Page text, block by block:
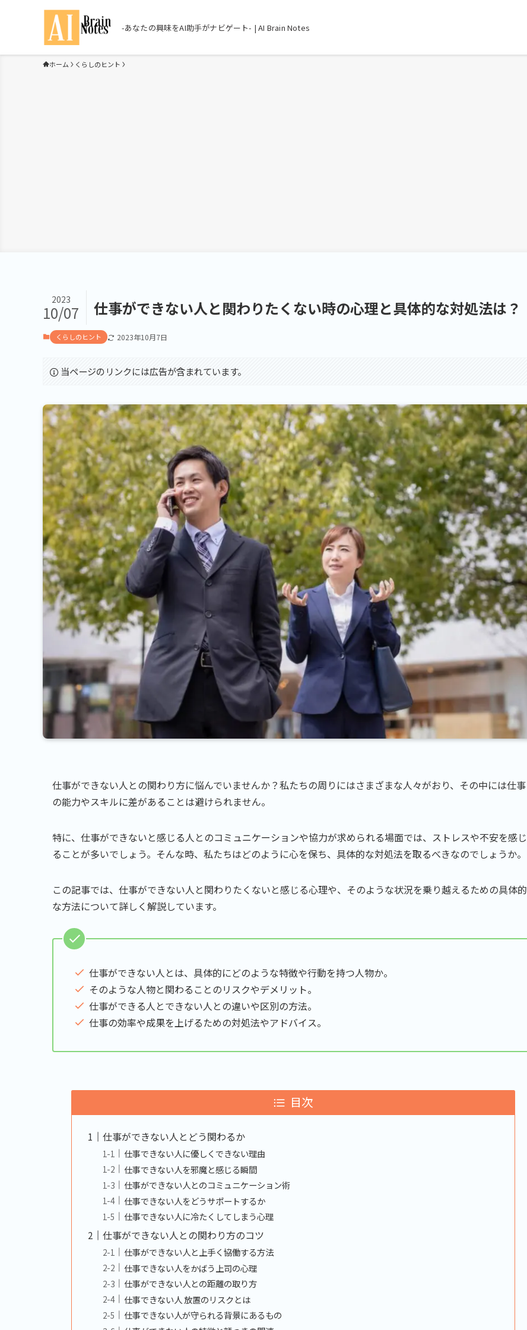
-あなたの興味をAI助手がナビゲート- | AI Brain Notes
ホーム くらしのヒント
仕事ができない人と関わりたくない時の心理と具体的な対処法は？
2023
10/07
くらしのヒント 2023年10月7日
当ページのリンクには広告が含まれています。
仕事ができない人との関わり方に悩んでいませんか？私たちの周りにはさまざまな人々がおり、その中には仕事
の能力やスキルに差があることは避けられません。
特に、仕事ができないと感じる人とのコミュニケーションや協力が求められる場面では、ストレスや不安を感じ
ることが多いでしょう。そんな時、私たちはどのように心を保ち、具体的な対処法を取るべきなのでしょうか。
この記事では、仕事ができない人と関わりたくないと感じる心理や、そのような状況を乗り越えるための具体的
な方法について詳しく解説しています。
仕事ができない人とは、具体的にどのような特徴や行動を持つ人物か。
そのような人物と関わることのリスクやデメリット。
仕事ができる人とできない人との違いや区別の方法。
仕事の効率や成果を上げるための対処法やアドバイス。
目次
仕事ができない人とどう関わるか
仕事できない人に優しくできない理由
仕事できない人を邪魔と感じる瞬間
仕事ができない人とのコミュニケーション術
仕事できない人をどうサポートするか
仕事できない人に冷たくしてしまう心理
仕事ができない人との関わり方のコツ
仕事ができない人と上手く協働する方法
仕事できない人をかばう上司の心理
仕事ができない人との距離の取り方
仕事できない人 放置のリスクとは
仕事できない人が守られる背景にあるもの